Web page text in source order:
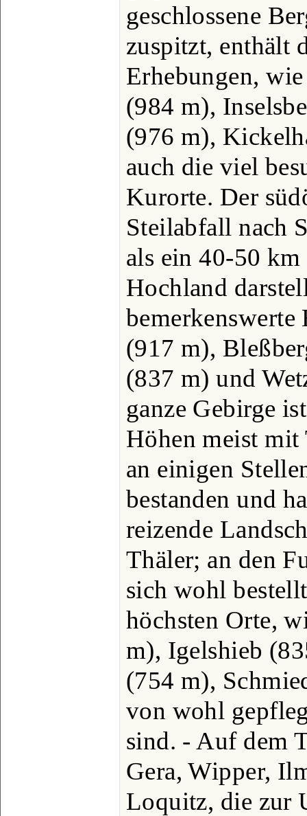
geschlossene
zuspitzt, enthält
Erhebungen,
(984 m),
(976 m),
auch die viel
Kurorte. Der
Steilabfall nach
als ein 40-50
Hochland
(917 m),
(837 m) und
ganze Gebirge
Höhen meist mit
an einigen
bestanden und
reizende
Thäler; an den
sich wohl
höchsten Orte,
m), Igelshieb
(754 m),
von wohl
sind. - Auf dem
Gera, Wipper,
Loquitz, die zur